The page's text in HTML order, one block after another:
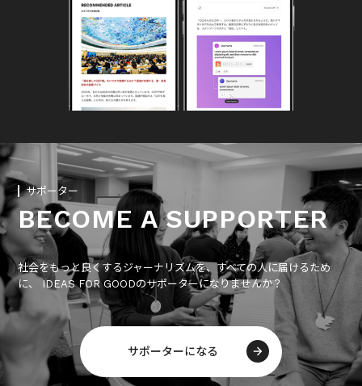
サポーター
BECOME A SUPPORTER
社会をもっと良くするジャーナリズムを、すべての人に届けるため
に、 IDEAS FOR GOODのサポーターになりませんか？
サポーターになる